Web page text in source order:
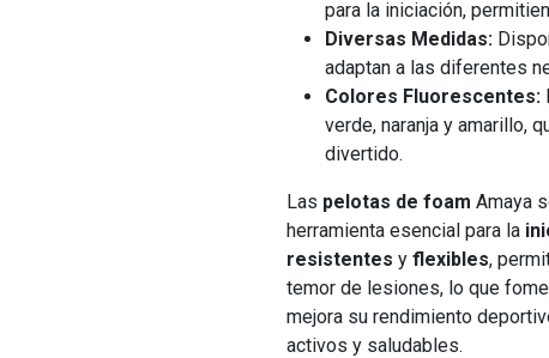
para la iniciación,
Diversas Medidas:
adaptan a las diferentes
Colores Fluorescentes:
verde, naranja y amarillo,
divertido.
Las pelotas de foam Amaya
herramienta esencial para la
resistentes y flexibles,
temor de lesiones, lo que
mejora su rendimiento
activos y saludables.